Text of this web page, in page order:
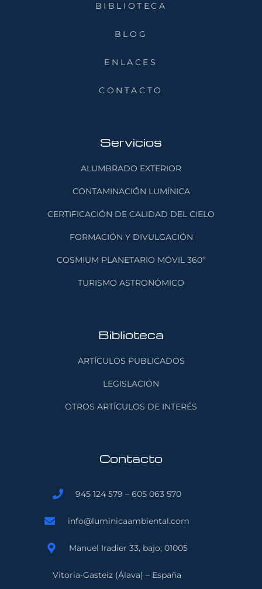
BIBLIOTECA
BLOG
ENLACES
CONTACTO
Servicios
ALUMBRADO EXTERIOR
CONTAMINACIÓN LUMÍNICA
CERTIFICACIÓN DE CALIDAD DEL CIELO
FORMACIÓN Y DIVULGACIÓN
COSMIUM PLANETARIO MÓVIL 360º
TURISMO ASTRONÓMICO
Biblioteca
ARTÍCULOS PUBLICADOS
LEGISLACIÓN
OTROS ARTÍCULOS DE INTERÉS
Contacto
945 124 579 – 605 063 570
info@luminicaambiental.com
Manuel Iradier 33, bajo; 01005
Vitoria-Gasteiz (Álava) – España